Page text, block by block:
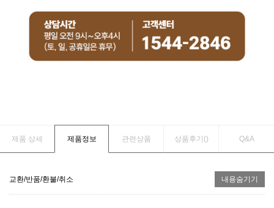
제품 상세 제품정보 관련상품 상품후기() Q&A
교환/반품/환불/취소 내용숨기기